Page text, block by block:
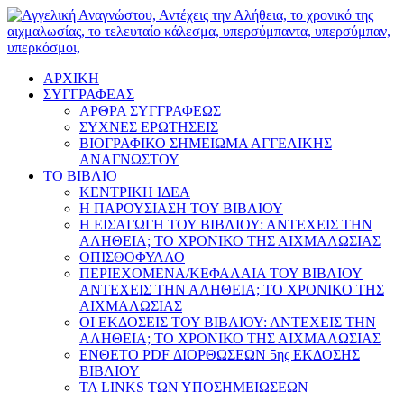
ΑΡΧΙΚΗ
ΣΥΓΓΡΑΦΕΑΣ
ΑΡΘΡΑ ΣΥΓΓΡΑΦΕΩΣ
ΣΥΧΝΕΣ ΕΡΩΤΗΣΕΙΣ
ΒΙΟΓΡΑΦΙΚΟ ΣΗΜΕΙΩΜΑ ΑΓΓΕΛΙΚΗΣ
ΑΝΑΓΝΩΣΤΟΥ
ΤΟ ΒΙΒΛΙΟ
ΚΕΝΤΡΙΚΗ ΙΔΕΑ
Η ΠΑΡΟΥΣΙΑΣΗ ΤΟΥ ΒΙΒΛΙΟΥ
Η ΕΙΣΑΓΩΓΗ ΤΟΥ ΒΙΒΛΙΟΥ: ΑΝΤΕΧΕΙΣ ΤΗΝ
ΑΛΗΘΕΙΑ; ΤΟ ΧΡΟΝΙΚΟ ΤΗΣ ΑΙΧΜΑΛΩΣΙΑΣ
ΟΠΙΣΘΟΦΥΛΛΟ
ΠΕΡΙΕΧΟΜΕΝΑ/ΚΕΦΑΛΑΙΑ ΤΟΥ ΒΙΒΛΙΟΥ
ΑΝΤΕΧΕΙΣ ΤΗΝ ΑΛΗΘΕΙΑ; ΤΟ ΧΡΟΝΙΚΟ ΤΗΣ
ΑΙΧΜΑΛΩΣΙΑΣ
ΟΙ ΕΚΔΟΣΕΙΣ ΤΟΥ ΒΙΒΛΙΟΥ: ΑΝΤΕΧΕΙΣ ΤΗΝ
ΑΛΗΘΕΙΑ; ΤΟ ΧΡΟΝΙΚΟ ΤΗΣ ΑΙΧΜΑΛΩΣΙΑΣ
ΕΝΘΕΤΟ PDF ΔΙΟΡΘΩΣΕΩΝ 5ης ΕΚΔΟΣΗΣ
ΒΙΒΛΙΟΥ
ΤΑ LINKS ΤΩΝ ΥΠΟΣΗΜΕΙΩΣΕΩΝ